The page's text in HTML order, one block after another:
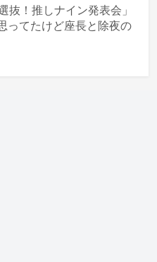
抜！推しナイン発表会」
ってたけど座長と除夜の